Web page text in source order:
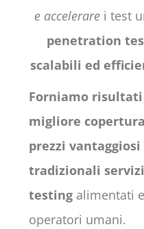
e accelerarei test
penetration
scalabili ed
Forniamo
migliore
prezzi
tradizionali
testingalimentati
operatori umani.